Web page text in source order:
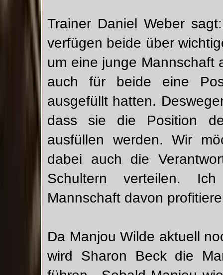
Trainer Daniel Weber
verfügen beide über
um eine junge Mannschaft
auch für beide eine
ausgefüllt hatten.
dass sie die Position
ausfüllen werden. Wir
dabei auch die
Schultern verteilen.
Mannschaft davon
Da Manjou Wilde aktuell
wird Sharon Beck die